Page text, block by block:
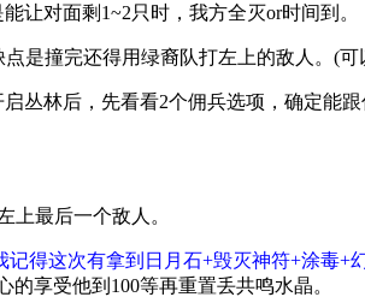
让对面剩1~2只时，我方全灭or时间到。
是撞完还得用绿裔队打左上的敌人。 (可
启丛林后，先看看2个佣兵选项，确定能
上最后一个敌人。
记得这次有拿到日月石+毁灭神符+涂毒+
享受他到100等再重置丢共鸣水晶。